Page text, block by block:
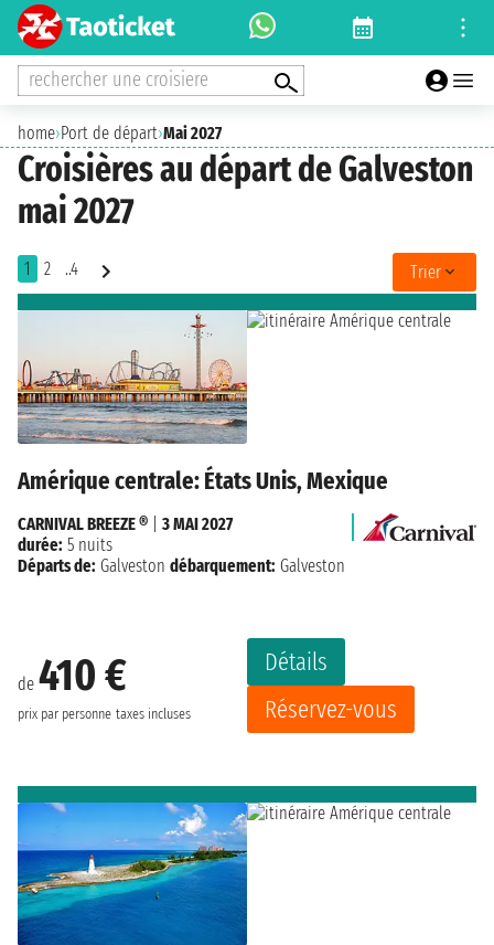
rechercher une croisiere
home›Port de départ›Mai 2027
Croisières au départ de Galveston
mai 2027
1 2 ..4 Trier
Amérique centrale: États Unis, Mexique
de 410 €
prix par personne taxes incluses
Détails
Réservez-vous
CARNIVAL BREEZE ®
3 MAI 2027
durée: 5 nuits
Départs de: Galveston débarquement: Galveston